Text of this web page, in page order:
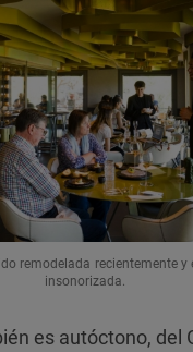
remodelada recientemente y
insonorizada.
es autóctono, del